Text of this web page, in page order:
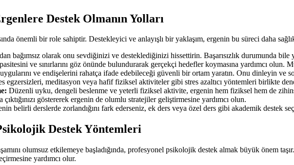
Destek Olmanın Yolları
önemli bir role sahiptir. Destekleyici ve anlayışlı bir yaklaşım, ergenin bu süreci daha
bağımsız olarak onu sevdiğinizi ve desteklediğinizi hissettirin. Başarısızlık durumunda
ve sınırlarını göz önünde bulundurarak gerçekçi hedefler koymasına yardımcı olun.
ve endişelerini rahatça ifade edebileceği güvenli bir ortam yaratın. Onu dinleyin ve
egzersizleri, meditasyon veya hafif fiziksel aktiviteler gibi stres azaltıcı yöntemleri birlikte
Düzenli uyku, dengeli beslenme ve yeterli fiziksel aktivite, ergenin hem fiziksel hem de
çıktığınızı göstererek ergenin de olumlu stratejiler geliştirmesine yardımcı olun.
belirli derslerde zorlandığını fark ederseniz, ek ders veya özel ders gibi akademik destek
Destek Yöntemleri
olumsuz etkilemeye başladığında, profesyonel psikolojik destek almak büyük önem
yardımcı olur.